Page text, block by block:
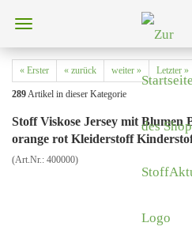
« Erster « zurück weiter » Letzter »
289Artikel in dieser Kategorie
Stoff Viskose Jersey mit Blumen
orange rot Kleiderstoff
(Art.Nr.: 400000)